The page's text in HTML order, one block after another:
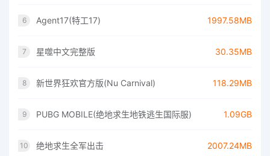
6 Agent17(特工17) 1997.58MB
7 星噬中文完整版 30.35MB
8 新世界狂欢官方版(Nu Carnival) 118.29MB
9 PUBG MOBILE(绝地求生地铁逃生国际服) 1.09GB
10 绝地求生全军出击 2007.24MB